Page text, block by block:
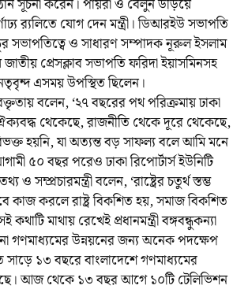
সূচনা করেন। পায়রা ও বেলুন উড়িয়ে
র‌্যলিতে যোগ দেন মন্ত্রী। ডিআরইউ সভাপতি
সভাপতিত্বে ও সাধারণ সম্পাদক নূরুল ইসলাম
জাতীয় প্রেসক্লাব সভাপতি ফরিদা ইয়াসমিনসহ
এসময় উপস্থিত ছিলেন।
বলেন, ‘২৭ বছরের পথ পরিক্রমায় ঢাকা
ঐক্যবদ্ধ থেকেছে, রাজনীতি থেকে দূরে থেকেছে,
হয়নি, যা অত্যন্ত বড় সাফল্য বলে আমি মনে
৫০ বছর পরেও ঢাকা রিপোর্টার্স ইউনিটি
ও সম্প্রচারমন্ত্রী বলেন, ‘রাষ্ট্রের চতুর্থ স্তম্ভ
কাজ করলে রাষ্ট্র বিকশিত হয়, সমাজ বিকশিত
মাথায় রেখেই প্রধানমন্ত্রী বঙ্গবন্ধুকন্যা
গণমাধ্যমের উন্নয়নের জন্য অনেক পদক্ষেপ
১৩ বছরে বাংলাদেশে গণমাধ্যমের
আজ থেকে ১৩ বছর আগে ১০টি টেলিভিশন